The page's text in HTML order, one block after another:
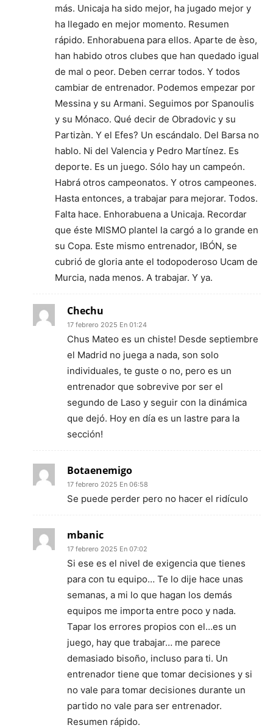
más. Unicaja ha sido mejor, ha jugado mejor y
ha llegado en mejor momento. Resumen
rápido. Enhorabuena para ellos. Aparte de èso,
han habido otros clubes que han quedado igual
de mal o peor. Deben cerrar todos. Y todos
cambiar de entrenador. Podemos empezar por
Messina y su Armani. Seguimos por Spanoulis
y su Mónaco. Qué decir de Obradovic y su
Partizàn. Y el Efes? Un escándalo. Del Barsa no
hablo. Ni del Valencia y Pedro Martínez. Es
deporte. Es un juego. Sólo hay un campeón.
Habrá otros campeonatos. Y otros campeones.
Hasta entonces, a trabajar para mejorar. Todos.
Falta hace. Enhorabuena a Unicaja. Recordar
que éste MISMO plantel la cargó a lo grande en
su Copa. Este mismo entrenador, IBÓN, se
cubrió de gloria ante el todopoderoso Ucam de
Murcia, nada menos. A trabajar. Y ya.
Chechu
17 febrero 2025 En 01:24
Chus Mateo es un chiste! Desde septiembre
el Madrid no juega a nada, son solo
individuales, te guste o no, pero es un
entrenador que sobrevive por ser el
segundo de Laso y seguir con la dinámica
que dejó. Hoy en día es un lastre para la
sección!
Botaenemigo
17 febrero 2025 En 06:58
Se puede perder pero no hacer el ridículo
mbanic
17 febrero 2025 En 07:02
Si ese es el nivel de exigencia que tienes
para con tu equipo… Te lo dije hace unas
semanas, a mi lo que hagan los demás
equipos me importa entre poco y nada.
Tapar los errores propios con el…es un
juego, hay que trabajar… me parece
demasiado bisoño, incluso para ti. Un
entrenador tiene que tomar decisiones y si
no vale para tomar decisiones durante un
partido no vale para ser entrenador.
Resumen rápido.